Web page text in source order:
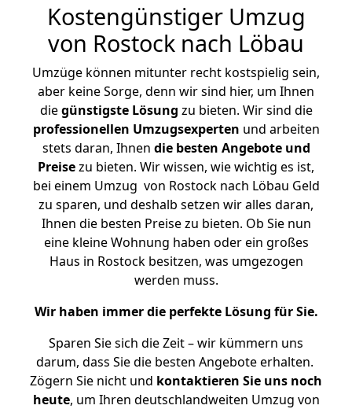
Kostengünstiger Umzug
von Rostock nach Löbau
Umzüge können mitunter recht kostspielig sein,
aber keine Sorge, denn wir sind hier, um Ihnen
diegünstigste Lösung zu bieten. Wir sind die
professionellen Umzugsexperten und arbeiten
stets daran, Ihnen die besten Angebote und
Preisezu bieten. Wir wissen, wie wichtig es ist,
bei einem Umzug von Rostock nach Löbau Geld
zu sparen, und deshalb setzen wir alles daran,
Ihnen die besten Preise zu bieten. Ob Sie nun
eine kleine Wohnung haben oder ein großes
Haus in Rostock besitzen, was umgezogen
werden muss.
Wir haben immer die perfekte Lösung für Sie.
Sparen Sie sich die Zeit – wir kümmern uns
darum, dass Sie die besten Angebote erhalten.
Zögern Sie nicht und kontaktieren Sie uns noch
heute, um Ihren deutschlandweiten Umzug von